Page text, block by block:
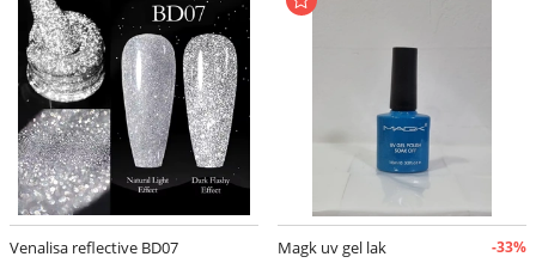
Venalisa reflective BD07 Magk uv gel lak -33%